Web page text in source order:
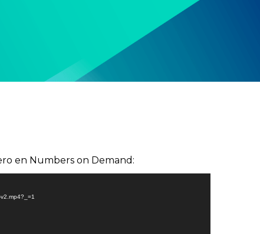
en Numbers on Demand: